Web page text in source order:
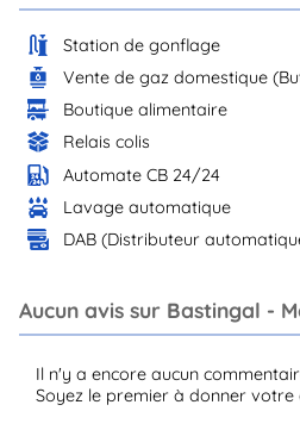
Station de gonflage
Vente de gaz domestique
Boutique alimentaire
Relais colis
Automate CB 24/24
Lavage automatique
DAB (Distributeur
Aucun avis sur Bastingal -
Il n'y a encore aucun
Soyez le premier à donner votre